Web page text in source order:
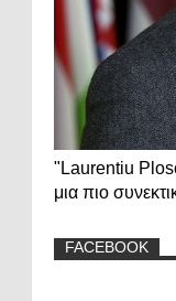
"Laurentiu
μια πιο
FACEBOOK